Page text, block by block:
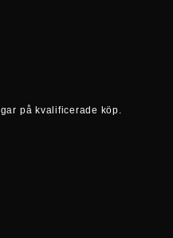
på kvalificerade köp.